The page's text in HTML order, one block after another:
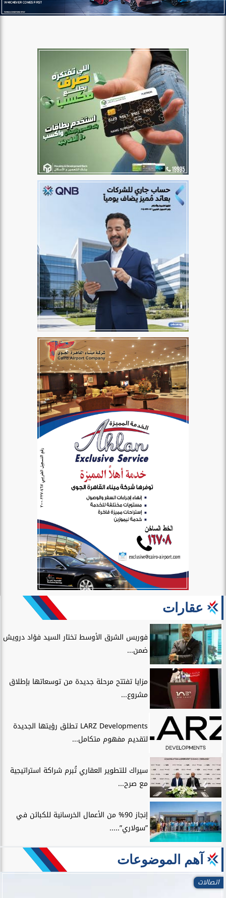
عقارات
فوربس الشرق الأوسط تختار السيد فؤاد درويش
ضمن...
مزايا تفتتح مرحلة جديدة من توسعاتها بإطلاق
مشروع...
LARZ Developments تطلق رؤيتها الجديدة
لتقديم مفهوم متكامل...
سيراك للتطوير العقاري تُبرم شراكة استراتيجية
مع صرح...
إنجاز 90% من الأعمال الخرسانية للكبائن في
”سولاري”.....
آهم الموضوعات
اتصالات